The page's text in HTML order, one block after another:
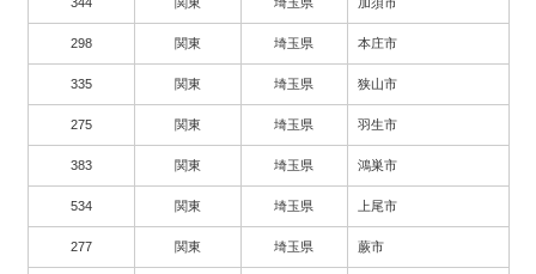
298 関東 埼玉県 本庄市
335 関東 埼玉県 狭山市
275 関東 埼玉県 羽生市
383 関東 埼玉県 鴻巣市
534 関東 埼玉県 上尾市
277 関東 埼玉県 蕨市